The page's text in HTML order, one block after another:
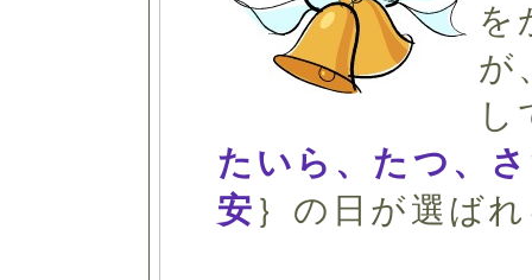
を
が
し
たいら、たつ、
安 ｝の日が選ば